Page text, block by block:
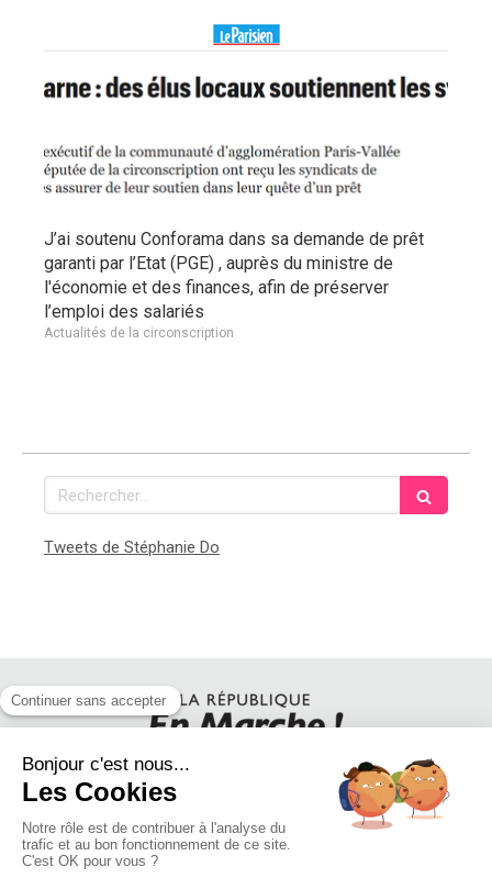
J’ai soutenu Conforama dans sa demande de prêt
garanti par l’Etat (PGE) , auprès du ministre de
l'économie et des finances, afin de préserver
l’emploi des salariés
Actualités de la circonscription
Rechercher
Tweets de Stéphanie Do
SUIVEZ STEPHANIE DO SUR LES RESEAUX SOCIAUX